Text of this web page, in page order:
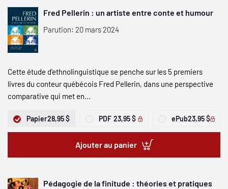
Fred Pellerin : un artiste entre conte et humour
Parution: 20 mars 2024
Cette étude d'ethnolinguistique se penche sur les 5 premiers
livres du conteur québécois Fred Pellerin, dans une perspective
comparative qui met en...
Papier28,95 $ PDF 23,95 $ ePub23,95 $
Ajouter au panier
Pédagogie de la finitude : théories et pratiques